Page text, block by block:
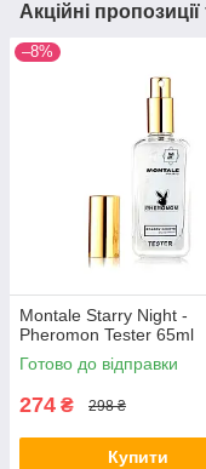
Акційні
–8%
Montale Starry Night -
Pheromon Tester 65ml
Готово до відправки
274 ₴ 298 ₴
Купити